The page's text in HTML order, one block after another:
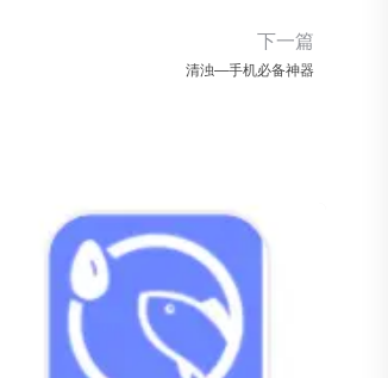
下一篇
清浊—手机必备神器